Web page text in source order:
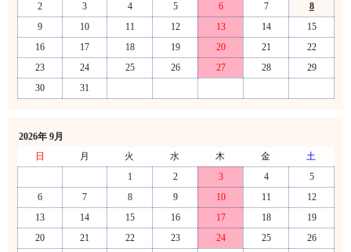
2
3 4 5 6 7
8
9
10 11 12 13 14
15
16
17 18 19 20 21
22
23
24 25 26 27 28
29
30
31
2026年 9月
日
月 火 水 木 金
土
1
2 3 4
5
6
7 8 9 10 11
12
13
14 15 16 17 18
19
20
21 22 23 24 25
26